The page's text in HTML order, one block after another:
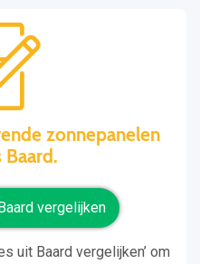
zonnepanelen
vergelijken
uit Baard vergelijken’ om